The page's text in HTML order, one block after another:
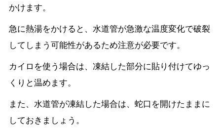
かけます。
急に熱湯をかけると、水道管が急激な温度変化で破裂
してしまう可能性があるため注意が必要です。
カイロを使う場合は、凍結した部分に貼り付けてゆっ
くりと温めます。
また、水道管が凍結した場合は、蛇口を開けたままに
しておきましょう。